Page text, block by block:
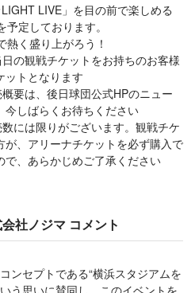
LIVE」を目の前で楽しめる
予定しております。
く盛り上がろう！
の観戦チケットをお持ちのお客様
ットとなります
要は、後日球団公式HPのニュー
今しばらくお待ちください
には限りがございます。観戦チケ
が、アリーナチケットを必ず購入で
で、あらかじめご了承ください
社ノジマ コメント
ンセプトである“横浜スタジアムを
う思いに賛同し、このイベントを